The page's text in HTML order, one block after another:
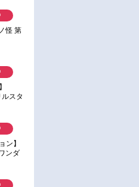
怪 第
スタ
南雲
ン】
ンダ
レク